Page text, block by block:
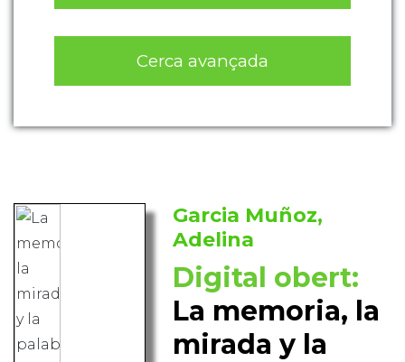
Cerca avançada
Garcia Muñoz,
Adelina
Digital obert:
La memoria, la
mirada y la